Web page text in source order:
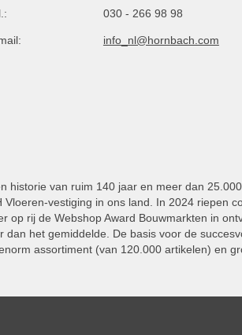
030 - 266 98 98
info_nl@hornbach.com
historie van ruim 140 jaar en meer dan 25.000
vestiging in ons land. In 2024 riepen
op rij de Webshop Award Bouwmarkten in
het gemiddelde. De basis voor de
assortiment (van 120.000 artikelen) en